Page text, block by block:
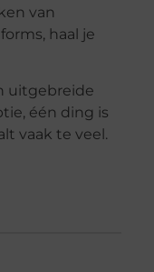
van
haal je
uitgebreide
één ding is
vaak te veel.